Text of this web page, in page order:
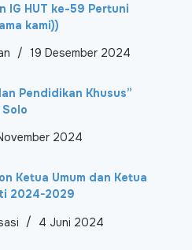
IG HUT ke-59 Pertuni
kami))
19 Desember 2024
Pendidikan Khusus”
2024
Ketua Umum dan Ketua
2024-2029
4 Juni 2024